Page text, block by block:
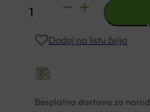
AVENE
HRANJIVA
KREMA
50ML
Dodaj na listu želja
Besplatna dostava za